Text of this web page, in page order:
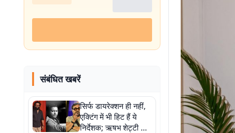
संबंधित खबरें
सिर्फ डायरेक्शन ही नहीं,
एक्टिंग में भी हिट हैं ये
निर्देशक; ऋषभ शेट्टी से